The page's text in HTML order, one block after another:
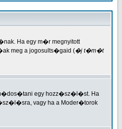
Ha egy m�r megnyitott
meg a jogosults�gaid (�j t�m�t
egy hozz�sz�l�st. Ha
vagy ha a Moder�torok